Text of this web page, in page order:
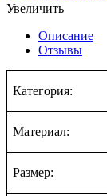
Увеличить
Описание
Отзывы
Категория:
Материал:
Размер: